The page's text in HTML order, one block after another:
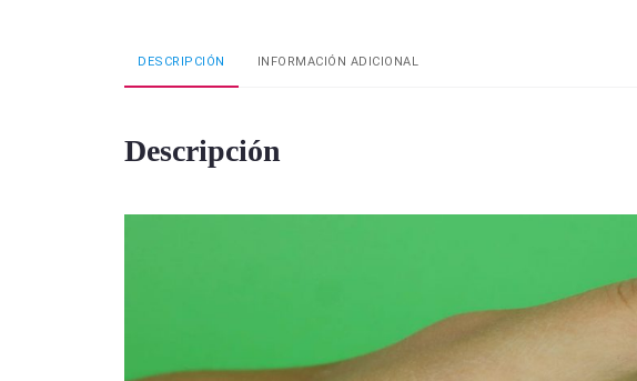
DESCRIPCIÓN INFORMACIÓN ADICIONAL
Descripción